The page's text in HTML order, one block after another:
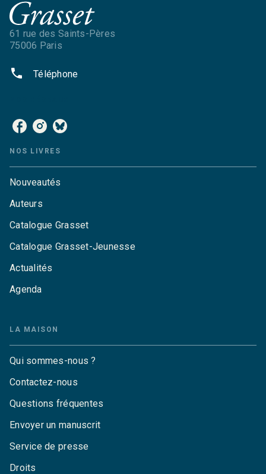
61 rue des Saints-Pères
75006 Paris
phone Téléphone
NOS LIVRES
Nouveautés
Auteurs
Catalogue Grasset
Catalogue Grasset-Jeunesse
Actualités
Agenda
LA MAISON
Qui sommes-nous ?
Contactez-nous
Questions fréquentes
Envoyer un manuscrit
Service de presse
Droits